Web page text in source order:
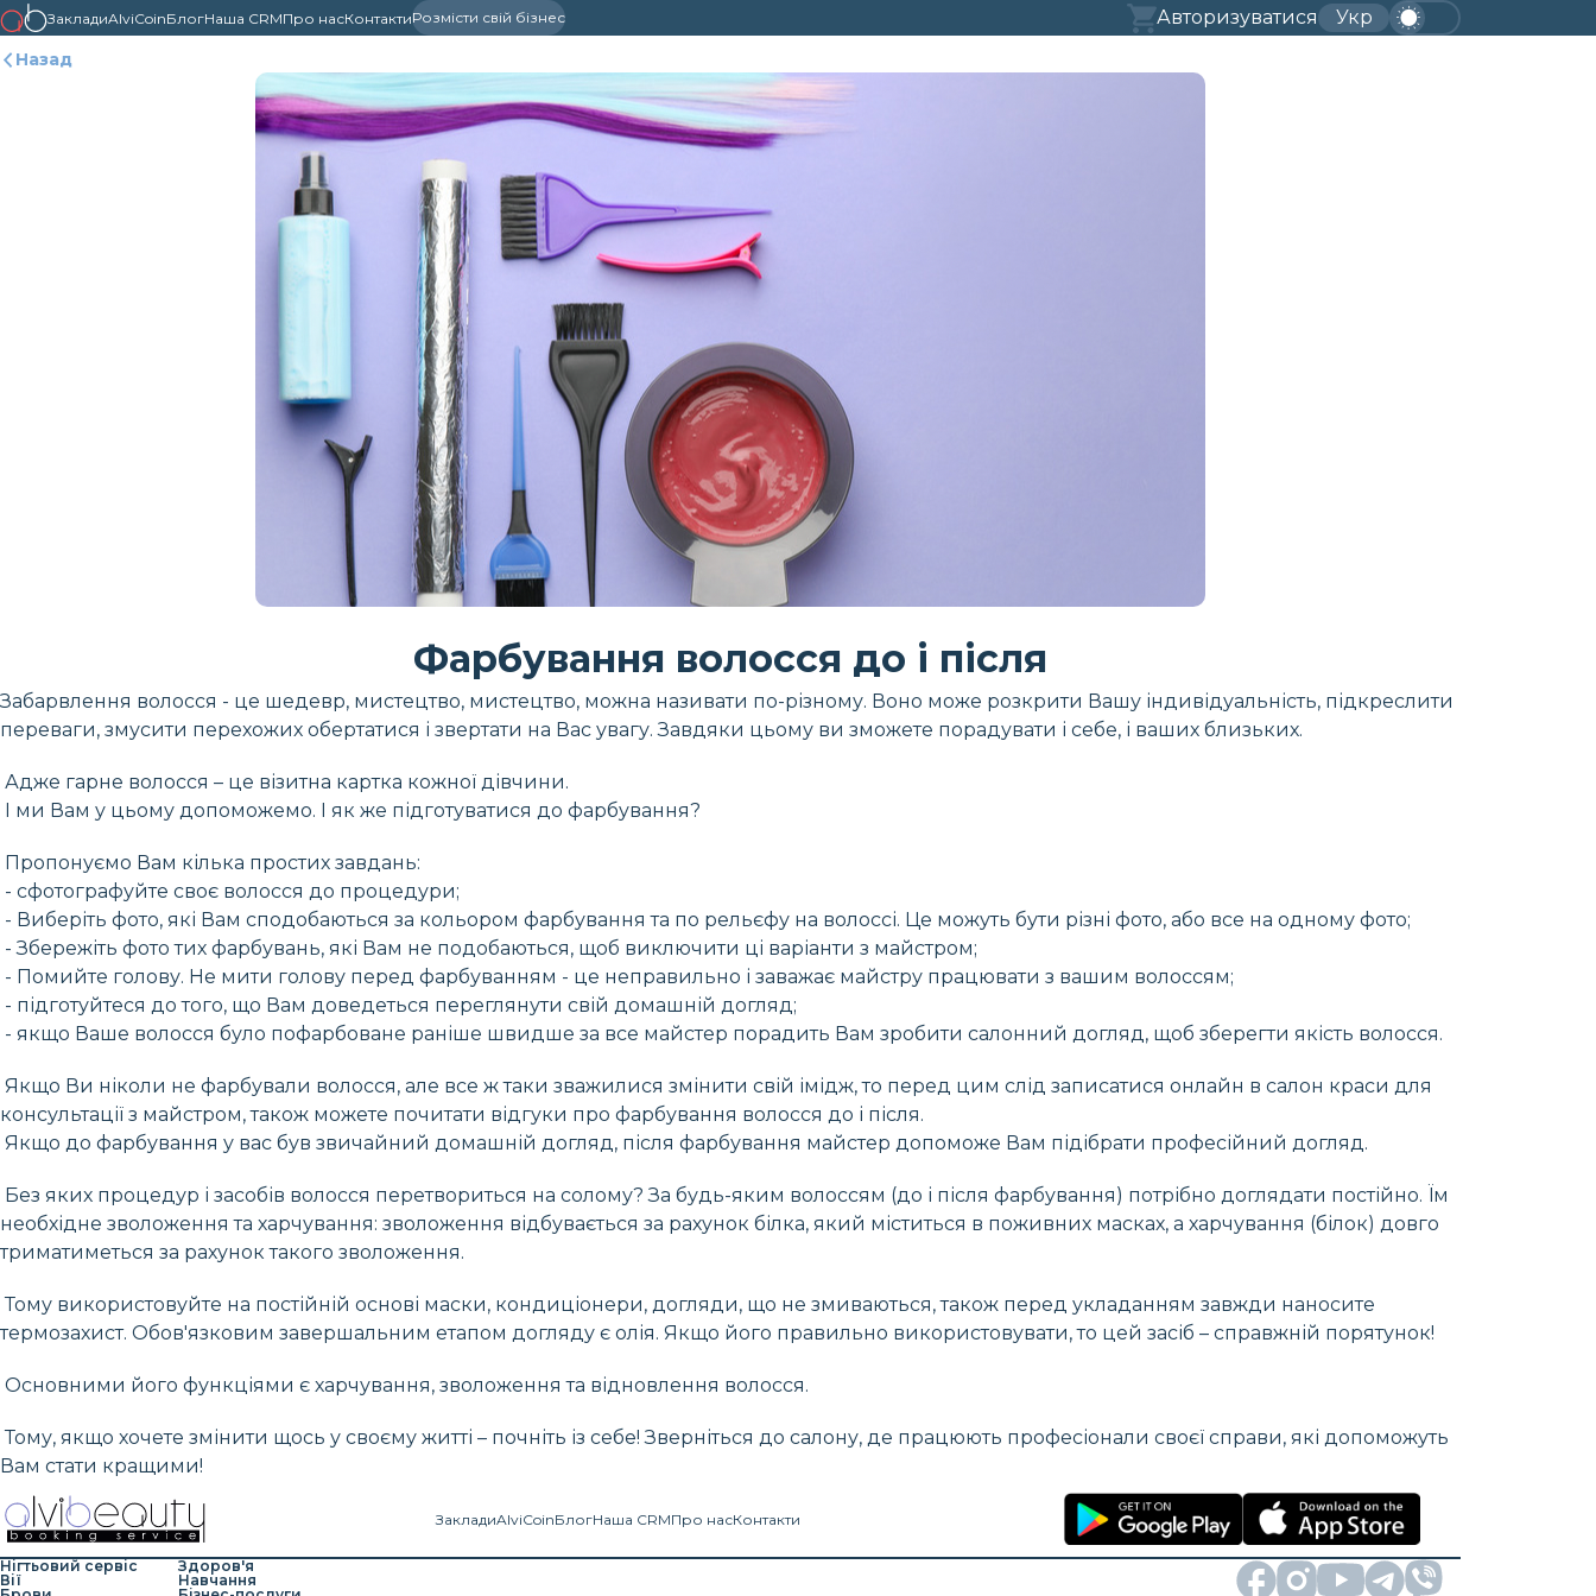
ЗакладиAlviCoinБлогНаша CRMПро насКонтактиРозмісти свій бізнес Авторизуватися Укр
Назад
Фарбування волосся до і після
Забарвлення волосся - це шедевр, мистецтво, мистецтво, можна називати по-різному. Воно може розкрити Вашу індивідуальність, підкреслити
переваги, змусити перехожих обертатися і звертати на Вас увагу. Завдяки цьому ви зможете порадувати і себе, і ваших близьких.
Адже гарне волосся – це візитна картка кожної дівчини.
І ми Вам у цьому допоможемо. І як же підготуватися до фарбування?
Пропонуємо Вам кілька простих завдань:
- сфотографуйте своє волосся до процедури;
- Виберіть фото, які Вам сподобаються за кольором фарбування та по рельєфу на волоссі. Це можуть бути різні фото, або все на одному фото;
- Збережіть фото тих фарбувань, які Вам не подобаються, щоб виключити ці варіанти з майстром;
- Помийте голову. Не мити голову перед фарбуванням - це неправильно і заважає майстру працювати з вашим волоссям;
- підготуйтеся до того, що Вам доведеться переглянути свій домашній догляд;
- якщо Ваше волосся було пофарбоване раніше швидше за все майстер порадить Вам зробити салонний догляд, щоб зберегти якість волосся.
Якщо Ви ніколи не фарбували волосся, але все ж таки зважилися змінити свій імідж, то перед цим слід записатися онлайн в салон краси для
консультації з майстром, також можете почитати відгуки про фарбування волосся до і після.
Якщо до фарбування у вас був звичайний домашній догляд, після фарбування майстер допоможе Вам підібрати професійний догляд.
Без яких процедур і засобів волосся перетвориться на солому? За будь-яким волоссям (до і після фарбування) потрібно доглядати постійно. Їм
необхідне зволоження та харчування: зволоження відбувається за рахунок білка, який міститься в поживних масках, а харчування (білок) довго
триматиметься за рахунок такого зволоження.
Тому використовуйте на постійній основі маски, кондиціонери, догляди, що не змиваються, також перед укладанням завжди наносите
термозахист. Обов'язковим завершальним етапом догляду є олія. Якщо його правильно використовувати, то цей засіб – справжній порятунок!
Основними його функціями є харчування, зволоження та відновлення волосся.
Тому, якщо хочете змінити щось у своєму житті – почніть із себе! Зверніться до салону, де працюють професіонали своєї справи, які допоможуть
Вам стати кращими!
ЗакладиAlviCoinБлогНаша CRMПро насКонтакти
Нігтьовий сервіс
Вії
Здоров'я
Навчання